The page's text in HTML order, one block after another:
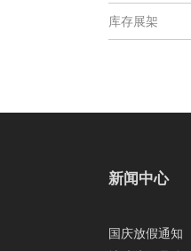
库存展架
新闻中心
国庆放假通知